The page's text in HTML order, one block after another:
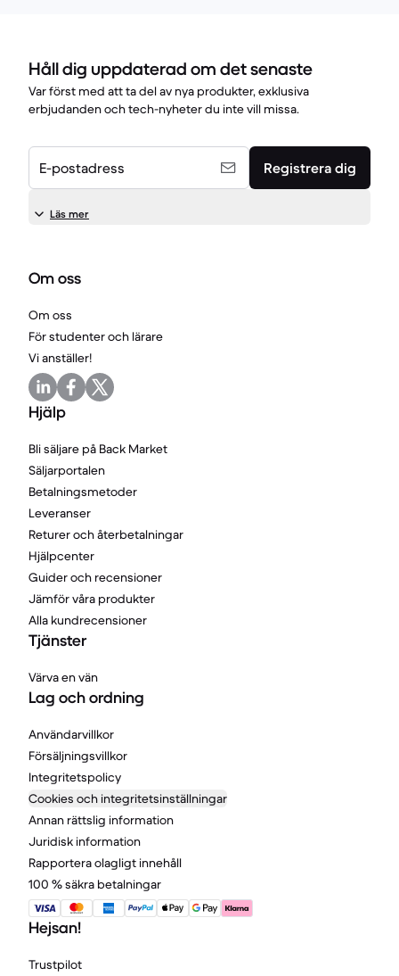
Håll dig uppdaterad om det senaste
Var först med att ta del av nya produkter, exklusiva
erbjudanden och tech-nyheter du inte vill missa.
E-postadress Registrera dig
Läs mer
Om oss
Om oss
För studenter och lärare
Vi anställer!
Hjälp
Bli säljare på Back Market
Säljarportalen
Betalningsmetoder
Leveranser
Returer och återbetalningar
Hjälpcenter
Guider och recensioner
Jämför våra produkter
Alla kundrecensioner
Tjänster
Värva en vän
Lag och ordning
Användarvillkor
Försäljningsvillkor
Integritetspolicy
Cookies och integritetsinställningar
Annan rättslig information
Juridisk information
Rapportera olagligt innehåll
100 % säkra betalningar
Hejsan!
Trustpilot